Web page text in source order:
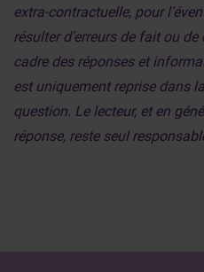
extra-contractuelle, pour
résulter d’erreurs de fait ou
cadre des réponses et
est uniquement reprise dans
question. Le lecteur, et en
réponse, reste seul